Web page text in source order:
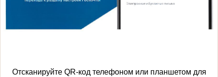
Отсканируйте QR-код телефоном или планшетом для